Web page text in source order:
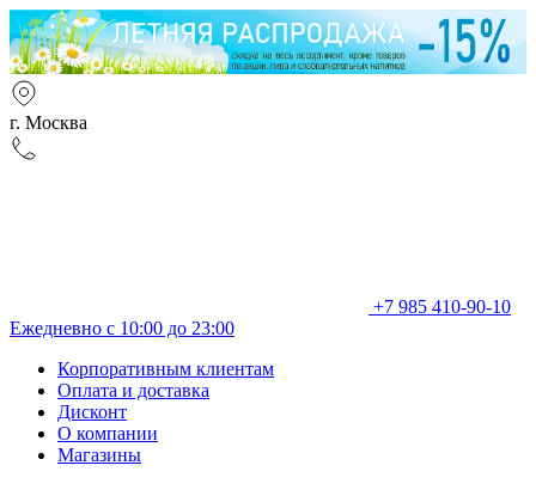
г. Москва
+7 985 410-90-10
Ежедневно с 10:00 до 23:00
Корпоративным клиентам
Оплата и доставка
Дисконт
О компании
Магазины